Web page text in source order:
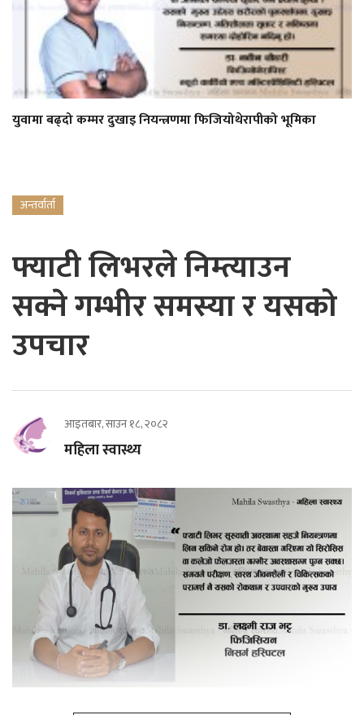
युवामा बढ्दो कम्मर दुखाइ नियन्त्रणमा फिजियोथेरापीको भूमिका
अन्तर्वार्ता
फ्याटी लिभरले निम्त्याउन
सक्ने गम्भीर समस्या र यसको
उपचार
आइतबार, साउन १८, २०८२
महिला स्वास्थ्य